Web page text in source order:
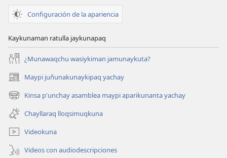
Configuración de la apariencia
Kaykunaman ratulla jaykunapaq
¿Munawaqchu wasiykiman jamunaykuta?
Maypi juñunakunaykipaq yachay
(abre
una
nueva
ventana)
Kinsa p'unchay asamblea maypi aparikunanta yachay
(abre
una
nueva
ventana)
Chayllaraq lloqsimuqkuna
Videokuna
Videos con audiodescripciones